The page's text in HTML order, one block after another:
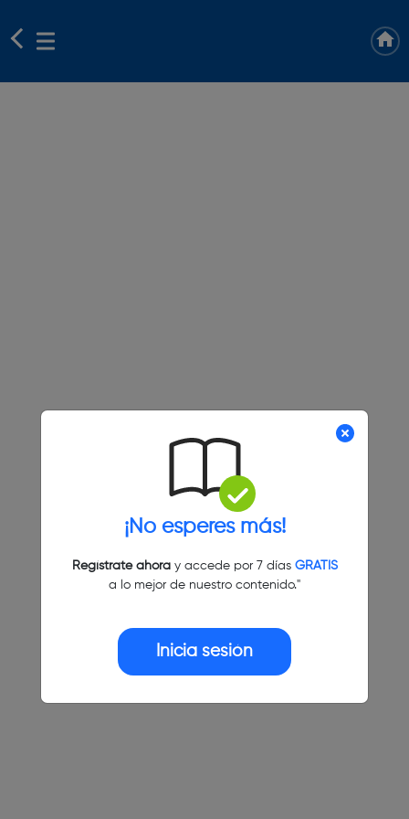
¡No esperes más!
Regístrate ahoray accede por 7 días GRATIS
a lo mejor de nuestro contenido."
Inicia sesión